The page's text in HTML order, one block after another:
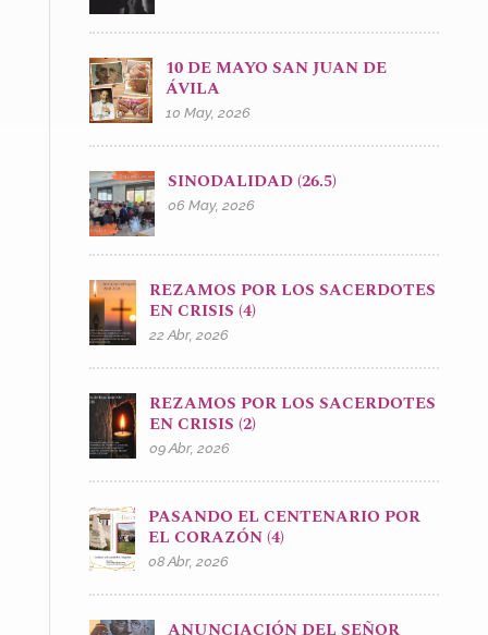
10 DE MAYO SAN JUAN DE
ÁVILA
10 May, 2026
SINODALIDAD (26.5)
06 May, 2026
REZAMOS POR LOS SACERDOTES
EN CRISIS (4)
22 Abr, 2026
REZAMOS POR LOS SACERDOTES
EN CRISIS (2)
09 Abr, 2026
PASANDO EL CENTENARIO POR
EL CORAZÓN (4)
08 Abr, 2026